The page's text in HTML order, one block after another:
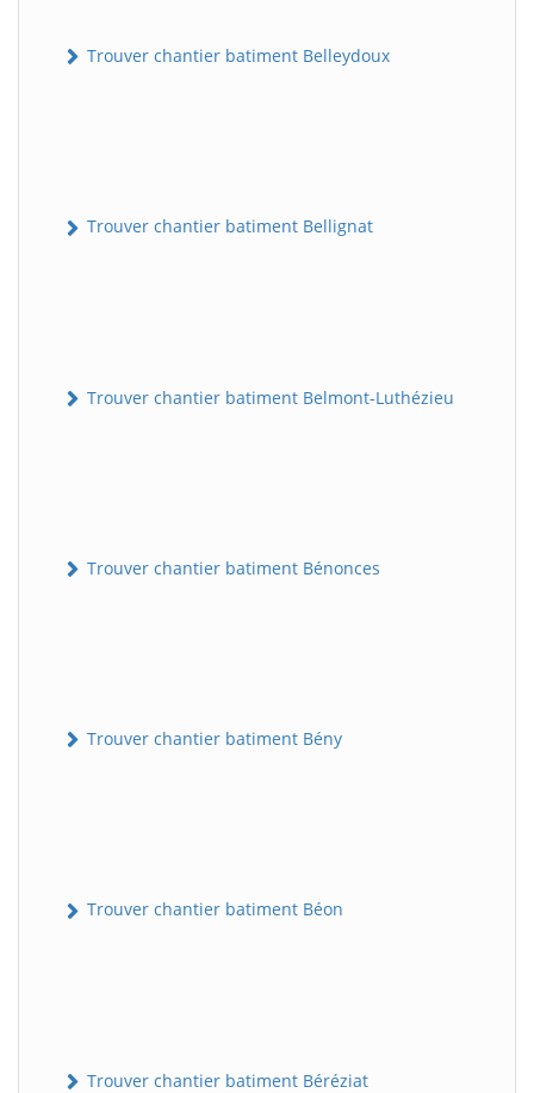
Trouver chantier batiment Belleydoux
Trouver chantier batiment Bellignat
Trouver chantier batiment Belmont-Luthézieu
Trouver chantier batiment Bénonces
Trouver chantier batiment Bény
Trouver chantier batiment Béon
Trouver chantier batiment Béréziat